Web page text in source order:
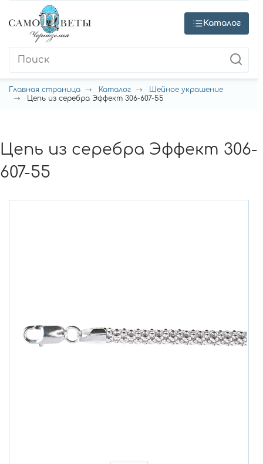
Каталог
Главная страница Каталог
Шейное украшение
Цепь из серебра Эффект 306-607-55
Цепь из серебра Эффект 306-
607-55